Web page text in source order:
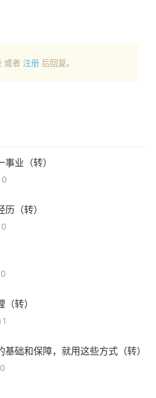
或者 注册 后回复。
业（转）
0
（转）
0
0
转）
1
础和保障，就用这些方式（转）
0